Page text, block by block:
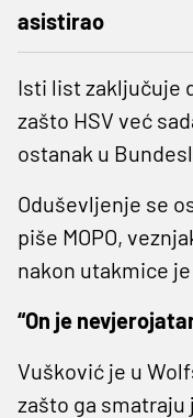
asistirao
Isti list zaključuje
zašto HSV već
ostanak u
Oduševljenje se
piše MOPO,
nakon utakmice
“On je
Vušković je u
zašto ga